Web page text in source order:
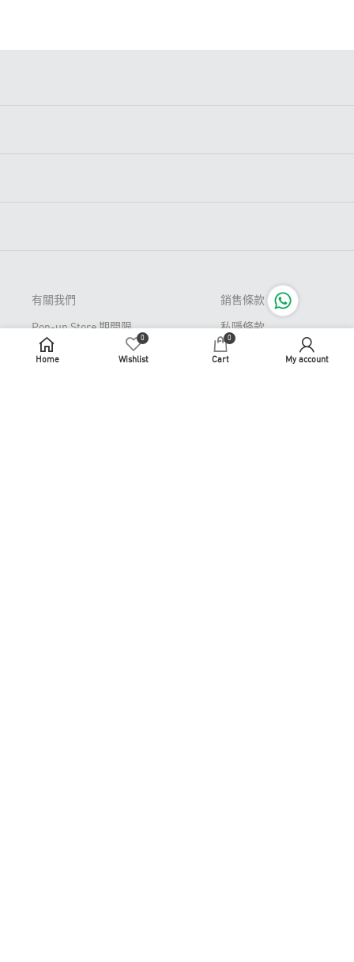
有關我們
Pop-up Store 期間限
定店
銷售條款
私隱條款
免責聲明
Home
0
Wishlist
0
Cart My account